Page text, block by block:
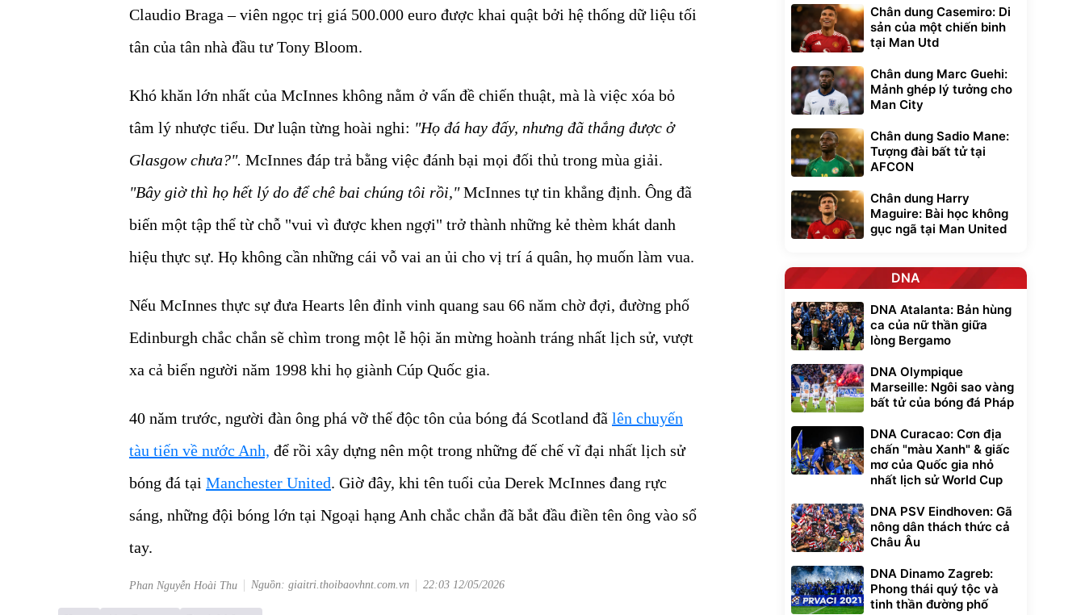
Claudio Braga – viên ngọc trị giá 500.000 euro được khai quật bởi hệ thống dữ liệu tối
tân của tân nhà đầu tư Tony Bloom.
Khó khăn lớn nhất của McInnes không nằm ở vấn đề chiến thuật, mà là việc xóa bỏ
tâm lý nhược tiểu. Dư luận từng hoài nghi: "Họ đá hay đấy, nhưng đã thắng được ở
Glasgow chưa?". McInnes đáp trả bằng việc đánh bại mọi đối thủ trong mùa giải.
"Bây giờ thì họ hết lý do để chê bai chúng tôi rồi,"McInnes tự tin khẳng định. Ông đã
biến một tập thể từ chỗ "vui vì được khen ngợi" trở thành những kẻ thèm khát danh
hiệu thực sự. Họ không cần những cái vỗ vai an ủi cho vị trí á quân, họ muốn làm vua.
Nếu McInnes thực sự đưa Hearts lên đỉnh vinh quang sau 66 năm chờ đợi, đường phố
Edinburgh chắc chắn sẽ chìm trong một lễ hội ăn mừng hoành tráng nhất lịch sử, vượt
xa cả biển người năm 1998 khi họ giành Cúp Quốc gia.
40 năm trước, người đàn ông phá vỡ thế độc tôn của bóng đá Scotland đã lên chuyến
tàu tiến về nước Anh, để rồi xây dựng nên một trong những đế chế vĩ đại nhất lịch sử
bóng đá tại Manchester United. Giờ đây, khi tên tuổi của Derek McInnes đang rực
sáng, những đội bóng lớn tại Ngoại hạng Anh chắc chắn đã bắt đầu điền tên ông vào sổ
tay.
Phan Nguyễn Hoài Thu Nguồn: giaitri.thoibaovhnt.com.vn 22:03 12/05/2026
Chân dung Casemiro: Di
sản của một chiến binh
tại Man Utd
Chân dung Marc Guehi:
Mảnh ghép lý tưởng cho
Man City
Chân dung Sadio Mane:
Tượng đài bất tử tại
AFCON
Chân dung Harry
Maguire: Bài học không
gục ngã tại Man United
DNA
DNA Atalanta: Bản hùng
ca của nữ thần giữa
lòng Bergamo
DNA Olympique
Marseille: Ngôi sao vàng
bất tử của bóng đá Pháp
DNA Curacao: Cơn địa
chấn "màu Xanh" & giấc
mơ của Quốc gia nhỏ
nhất lịch sử World Cup
DNA PSV Eindhoven: Gã
nông dân thách thức cả
Châu Âu
DNA Dinamo Zagreb:
Phong thái quý tộc và
tinh thần đường phố